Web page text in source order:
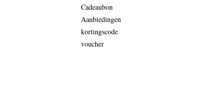
Cadeaubon
Aanbiedingen
kortingscode
voucher